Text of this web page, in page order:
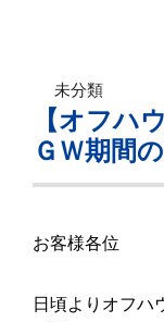
未分類
【オフハ
ＧＷ期間
お客様各位
日頃よりオフハ